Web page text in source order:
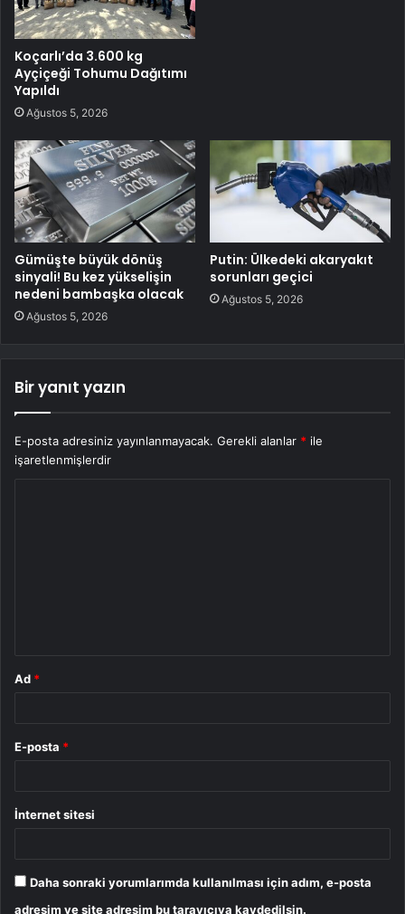
Koçarlı’da 3.600 kg
Ayçiçeği Tohumu Dağıtımı
Yapıldı
Ağustos 5, 2026
Gümüşte büyük dönüş
sinyali! Bu kez yükselişin
nedeni bambaşka olacak
Ağustos 5, 2026
Putin: Ülkedeki akaryakıt
sorunları geçici
Ağustos 5, 2026
Bir yanıt yazın
E-posta adresiniz yayınlanmayacak. Gerekli alanlar * ile
işaretlenmişlerdir
Ad *
E-posta *
İnternet sitesi
Daha sonraki yorumlarımda kullanılması için adım, e-posta
adresim ve site adresim bu tarayıcıya kaydedilsin.